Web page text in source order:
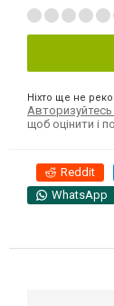
Ніхто ще не
Авторизуйтесь
щоб оцінити і
Reddit
WhatsApp